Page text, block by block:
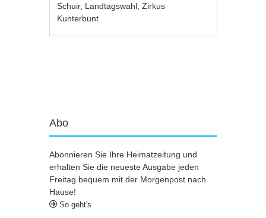
Schuir, Landtagswahl ,Zirkus
Kunterbunt
Abo
Abonnieren Sie Ihre Heimatzeitung und
erhalten Sie die neueste Ausgabe jeden
Freitag bequem mit der Morgenpost nach
Hause!
So geht's